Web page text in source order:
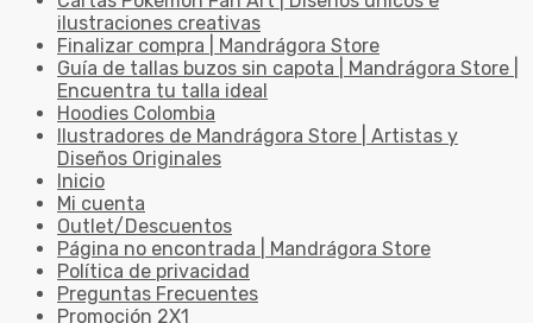
ilustraciones creativas
Finalizar compra | Mandrágora Store
Guía de tallas buzos sin capota | Mandrágora Store |
Encuentra tu talla ideal
Hoodies Colombia
Ilustradores de Mandrágora Store | Artistas y
Diseños Originales
Inicio
Mi cuenta
Outlet/Descuentos
Página no encontrada | Mandrágora Store
Política de privacidad
Preguntas Frecuentes
Promoción 2X1